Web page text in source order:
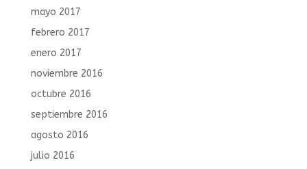
mayo 2017
febrero 2017
enero 2017
noviembre 2016
octubre 2016
septiembre 2016
agosto 2016
julio 2016